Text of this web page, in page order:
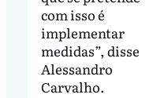
com isso é
implementar
medidas”, disse
Alessandro
Carvalho.